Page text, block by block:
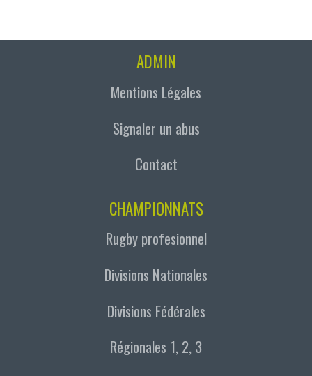
ADMIN
Mentions Légales
Signaler un abus
Contact
CHAMPIONNATS
Rugby profesionnel
Divisions Nationales
Divisions Fédérales
Régionales 1, 2, 3